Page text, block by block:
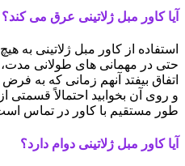
آیا کاور مبل ژلاتینی عرق می کند؟
استفاده از کاور مبل ژلاتینی
حتی در مهمانی های طولانی
اتفاق بیفتد آنهم زمانی که به
و روی آن بخوابید احتمالاً
طور مستقیم با کاور در تماس
آیا کاور مبل ژلاتینی دوام دارد؟